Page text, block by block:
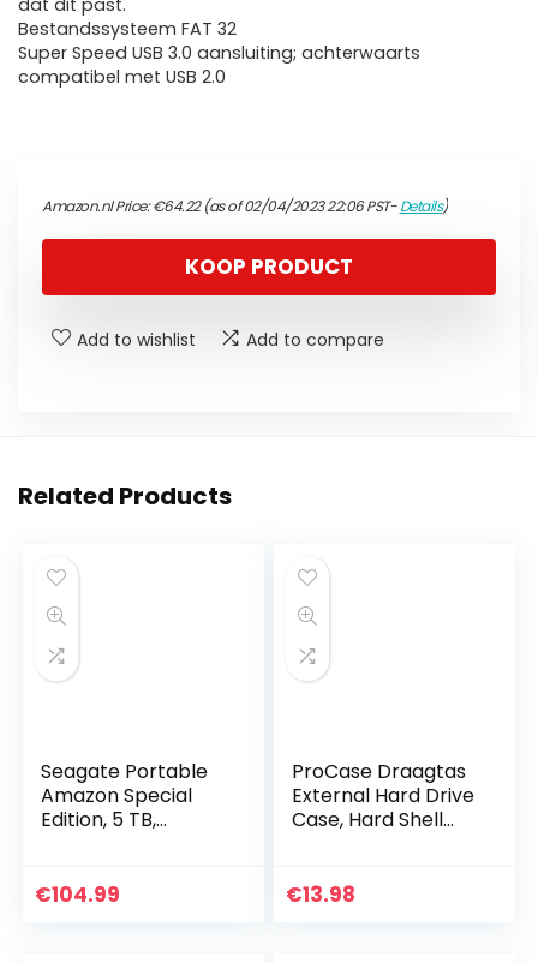
dat dit past.
Bestandssysteem FAT 32
Super Speed USB 3.0 aansluiting; achterwaarts
compatibel met USB 2.0
Amazon.nl Price:€64.22(as of 02/04/2023 22:06 PST-Details)
KOOP PRODUCT
Add to wishlist Add to compare
Related Products
Seagate Portable
Amazon Special
Edition, 5 TB,
2,5″, USB 3.0, PC,
€104.99
ProCase Draagtas
External Hard Drive
Case, Hard Shell
Seagate Expansion,
€13.98